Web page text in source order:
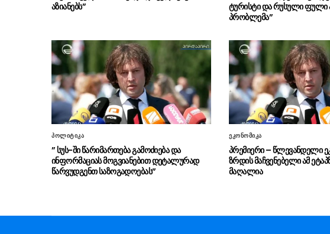
აზიანებს”
ტურისტი და რუსული ფული
პრობლემა”
პოლიტიკა
” სუს-ში წარიმართება გამოძიება და
ინფორმაციას მოგვიანებით დეტალურად
წარვუდგენთ საზოგადოებას”
ეკონომიკა
პრემიერი – წლევანდელი
ზრდის მაჩვენებელი ამ
მაღალია